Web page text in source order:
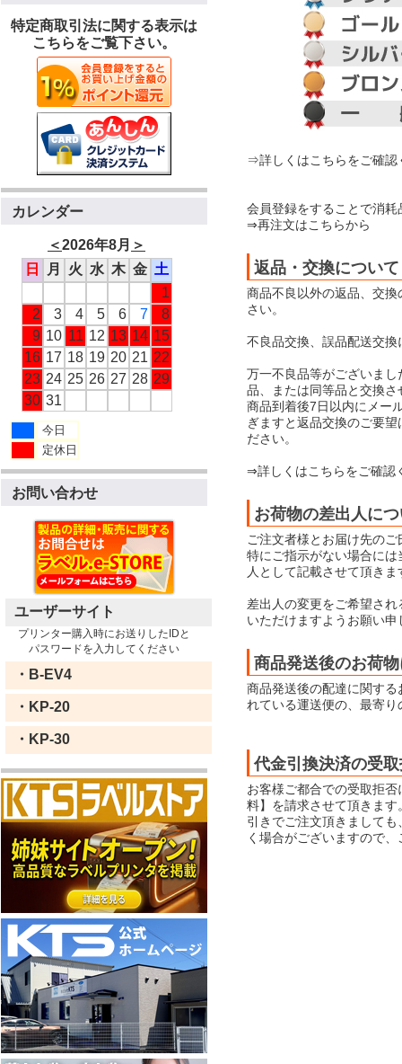
特定商取引法に関する表示は
こちらをご覧下さい。
カレンダー
＜2026年8月 ＞
日
月 火 水 木 金 土
1
2
3 4 5 6 7
8
9 10 11 12 13 14 15
16 17 18 19 20 21 22
23 24 25 26 27 28 29
30 31
今日
定休日
お問い合わせ
ユーザーサイト
プリンター購入時にお送りしたIDと
パスワードを入力してください
・B-EV4
・KP-20
・KP-30
⇒詳しくはこちらをご確認
会員登録をすることで消
⇒再注文はこちらから
返品・交換について
商品不良以外の返品、交
さい。
不良品交換、誤品配送交
万一不良品等がございま
品、または同等品と交換
商品到着後7日以内にメー
ぎますと返品交換のご要
ださい。
⇒詳しくはこちらをご確認
お荷物の差出人に
ご注文者様とお届け先の
特にご指示がない場合に
人として記載させて頂きま
差出人の変更をご希望さ
いただけますようお願い申
商品発送後のお荷
商品発送後の配達に関す
れている運送便の、最寄
代金引換決済の受
お客様ご都合での受取拒
料】を請求させて頂きま
引きでご注文頂きまして
く場合がございますので